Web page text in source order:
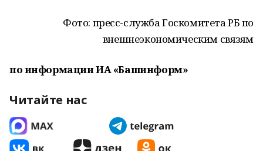
Фото: пресс-служба Госкомитета РБ по
внешнеэкономическим связям
по информации ИА «Башинформ»
Читайте нас